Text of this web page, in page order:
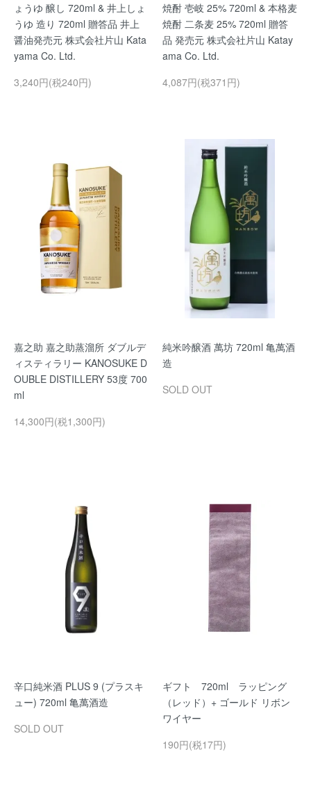
ょうゆ 醸し 720ml & 井上しょ
うゆ 造り 720ml 贈答品 井上
醤油発売元 株式会社片山 Kata
yama Co. Ltd.
3,240円(税240円)
焼酎 壱岐 25% 720ml & 本格麦
焼酎 二条麦 25% 720ml 贈答
品 発売元 株式会社片山 Katay
ama Co. Ltd.
4,087円(税371円)
嘉之助 嘉之助蒸溜所 ダブルデ
ィスティラリー KANOSUKE D
OUBLE DISTILLERY 53度 700
ml
14,300円(税1,300円)
純米吟醸酒 萬坊 720ml 亀萬酒
造
SOLD OUT
辛口純米酒 PLUS 9 (プラスキ
ュー) 720ml 亀萬酒造
SOLD OUT
ギフト 720ml ラッピング
（レッド）+ ゴールド リボン
ワイヤー
190円(税17円)